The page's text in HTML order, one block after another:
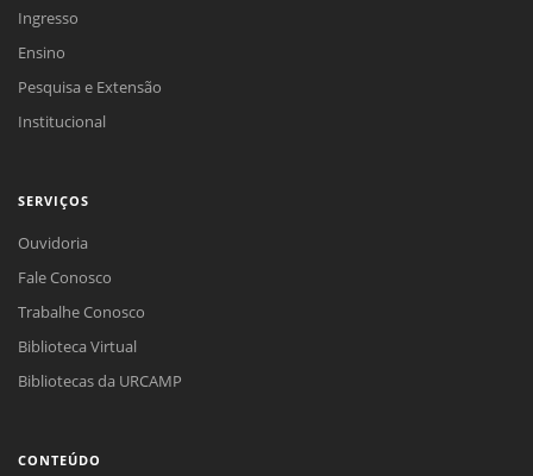
Ingresso
Ensino
Pesquisa e Extensão
Institucional
SERVIÇOS
Ouvidoria
Fale Conosco
Trabalhe Conosco
Biblioteca Virtual
Bibliotecas da URCAMP
CONTEÚDO